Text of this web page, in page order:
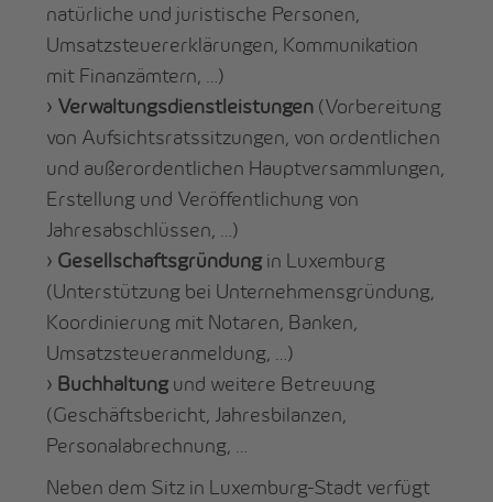
natürliche und juristische Personen,
Umsatzsteuererklärungen, Kommunikation
mit Finanzämtern, …)
› Verwaltungsdienstleistungen (Vorbereitung
von Aufsichtsratssitzungen, von ordentlichen
und außerordentlichen Hauptversammlungen,
Erstellung und Veröffentlichung von
Jahresabschlüssen, …)
› Gesellschaftsgründung in Luxemburg
(Unterstützung bei Unternehmensgründung,
Koordinierung mit Notaren, Banken,
Umsatzsteueranmeldung, …)
› Buchhaltung und weitere Betreuung
(Geschäftsbericht, Jahresbilanzen,
Personalabrechnung, …
Neben dem Sitz in Luxemburg-Stadt verfügt